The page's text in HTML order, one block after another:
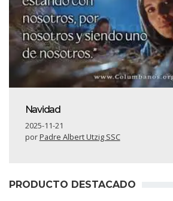
Navidad
2025-11-21
porPadre Albert Utzig SSC
PRODUCTO DESTACADO